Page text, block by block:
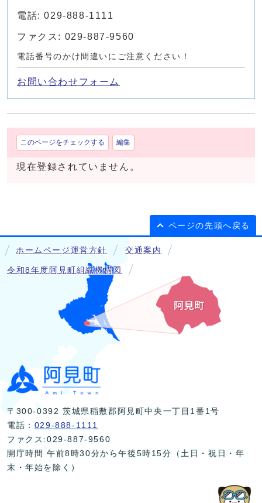
電話: 029-888-1111
ファクス: 029-887-9560
電話番号のかけ間違いにご注意ください！
お問い合わせフォーム
このページをチェックする 編集
現在登録されていません。
ページの先頭へ戻る
ホームページ運営方針 交通案内
令和8年度阿見町組織機構図
〒300-0392 茨城県稲敷郡阿見町中央一丁目1番1号
電話： 029-888-1111
ファクス:029-887-9560
開庁時間 午前8時30分から午後5時15分（土日・祝日・年
末・年始を除く）